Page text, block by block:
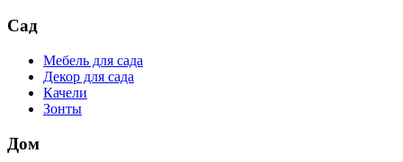
Сад
Мебель для сада
Декор для сада
Качели
Зонты
Дом